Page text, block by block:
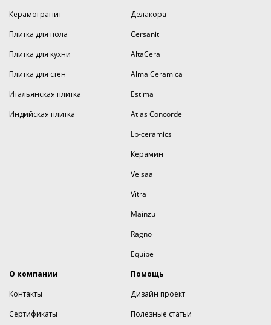
Керамогранит
Плитка для пола
Плитка для кухни
Плитка для стен
Итальянская плитка
Индийская плитка
Делакора
Cersanit
AltaCera
Alma Ceramica
Estima
Atlas Concorde
Lb-ceramics
Керамин
Velsaa
Vitra
Mainzu
Ragno
Equipe
О компании
Контакты
Сертификаты
Помощь
Дизайн проект
Полезные статьи